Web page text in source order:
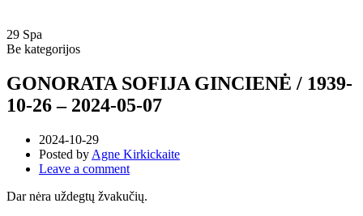
29 Spa
Be kategorijos
GONORATA SOFIJA GINCIENĖ / 1939-
10-26 – 2024-05-07
2024-10-29
Posted by Agne Kirkickaite
Leave a comment
Dar nėra uždegtų žvakučių.